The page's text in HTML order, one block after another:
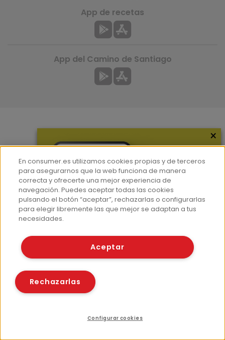
Hemeroteca
Contacto
Prensa
Corpus Lingüístico Consumer
App de recetas
App del Camino de Santiago
© Fundación EROSKI
Políticas de cookies
×
En consumer.es utilizamos cookies propias y de terceros
para asegurarnos que la web funciona de manera
correcta y ofrecerte una mejor experiencia de
navegación. Puedes aceptar todas las cookies
pulsando el botón “aceptar”, rechazarlas o configurarlas
para elegir libremente las que mejor se adaptan a tus
necesidades.
Aceptar
Rechazarlas
Configurar cookies